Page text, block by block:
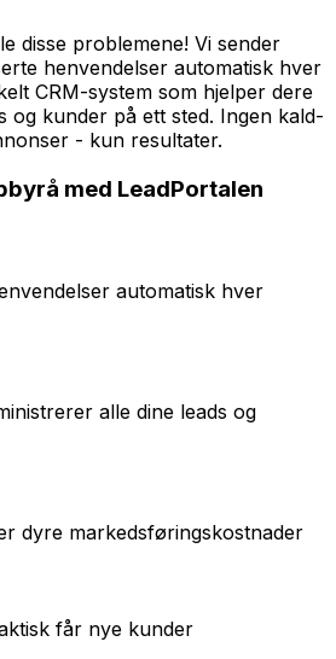
disse problemene! Vi sender
henvendelser automatisk hver
CRM-system som hjelper dere
og kunder på ett sted. Ingen kald-
- kun resultater.
med LeadPortalen
automatisk hver
alle dine leads og
dyre markedsføringskostnader
får nye kunder